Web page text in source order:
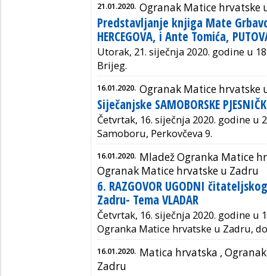
21.01.2020. Ogranak Matice hrvatske
Predstavljanje knjiga Mate
HERCEGOVA, i Ante Tomića,
Utorak, 21. siječnja 2020. godine u
Brijeg.
16.01.2020. Ogranak Matice hrvatske
Siječanjske SAMOBORSKE
Četvrtak, 16. siječnja 2020. godine u
Samoboru, Perkovčeva 9.
16.01.2020. Mladež Ogranka Matice
Ogranak Matice hrvatske u Zadru
6. RAZGOVOR UGODNI
Zadru- Tema VLADAR
Četvrtak, 16. siječnja 2020. godine u
Ogranka Matice hrvatske u Zadru,
16.01.2020. Matica hrvatska ,
Zadru